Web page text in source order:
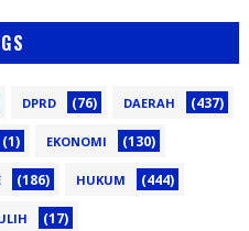
DPRD (76) DAERAH (437)
(1) EKONOMI (130)
(186) HUKUM (444)
(17)